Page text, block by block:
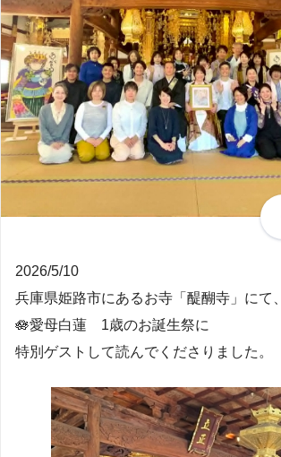
2026/5/10
兵庫県姫路市にあるお寺「醍醐寺」にて、
🪷愛母白蓮 1歳のお誕生祭に
特別ゲストして読んでくださりました。